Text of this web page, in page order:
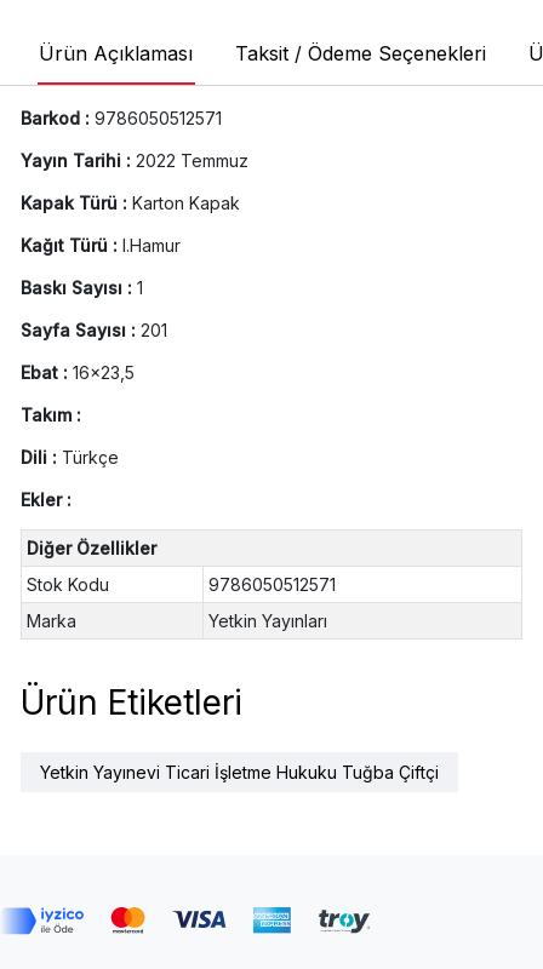
Ürün Açıklaması Taksit / Ödeme Seçenekleri
Barkod : 9786050512571
Yayın Tarihi : 2022 Temmuz
Kapak Türü : Karton Kapak
Kağıt Türü : I.Hamur
Baskı Sayısı : 1
Sayfa Sayısı : 201
Ebat : 16x23,5
Takım :
Dili : Türkçe
Ekler :
Diğer Özellikler
Stok Kodu
9786050512571
Marka
Yetkin Yayınları
Ürün Etiketleri
Yetkin Yayınevi Ticari İşletme Hukuku Tuğba Çiftçi